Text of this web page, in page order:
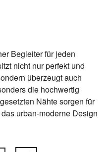
Begleiter für jeden
nicht nur perfekt und
überzeugt auch
die hochwertig
Nähte sorgen für
urban-moderne Design